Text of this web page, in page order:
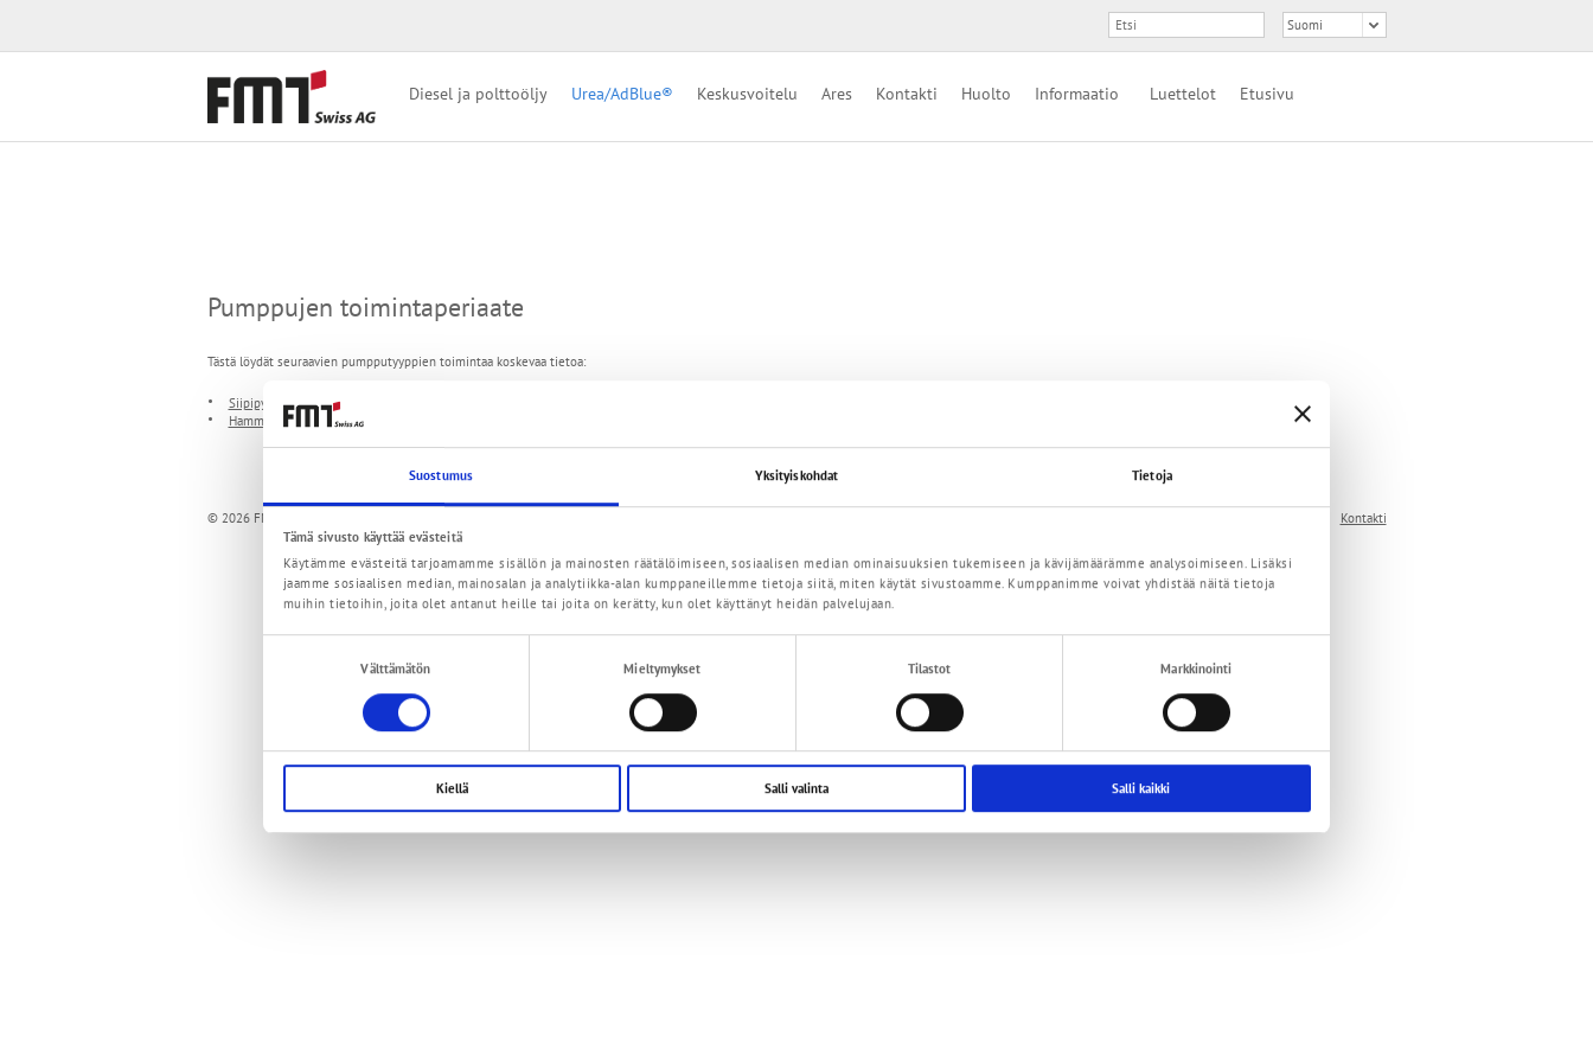
Suostumus Yksityiskohdat Tietoja
Tämä sivusto käyttää evästeitä
Käytämme evästeitä tarjoamamme sisällön ja mainosten räätälöimiseen, sosiaalisen median ominaisuuksien tukemiseen ja kävijämäärämme analysoimiseen. Lisäksi
jaamme sosiaalisen median, mainosalan ja analytiikka-alan kumppaneillemme tietoja siitä, miten käytät sivustoamme. Kumppanimme voivat yhdistää näitä tietoja
muihin tietoihin, joita olet antanut heille tai joita on kerätty, kun olet käyttänyt heidän palvelujaan.
Välttämätön Mieltymykset Tilastot Markkinointi
Kiellä Salli valinta Salli kaikki
Diesel ja polttoöljy Urea/AdBlue® Keskusvoitelu Ares Kontakti Huolto Informaatio Luettelot Etusivu
Pumppujen toimintaperiaate
Tästä löydät seuraavien pumpputyyppien toimintaa koskevaa tietoa:
Siipipyöräpumput
Hammaspyöräpumput
© 2026 FMT Swiss AG Kontakti